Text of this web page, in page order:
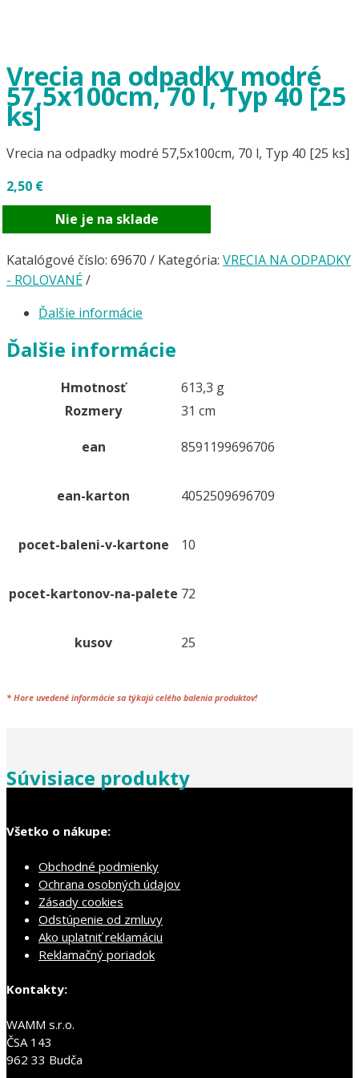
Vrecia na odpadky modré
57,5x100cm, 70 l, Typ 40 [25
ks]
Vrecia na odpadky modré 57,5x100cm, 70 l, Typ 40 [25 ks]
2,50 €
Nie je na sklade
Katalógové číslo: 69670 Kategória: VRECIA NA ODPADKY
- ROLOVANÉ
Ďalšie informácie
Ďalšie informácie
Hmotnosť
613,3 g
Rozmery
31 cm
ean 8591199696706
ean-karton 4052509696709
pocet-baleni-v-kartone 10
pocet-kartonov-na-palete 72
kusov 25
* Hore uvedené informácie sa týkajú celého balenia produktov!
Súvisiace produkty
Všetko o nákupe:
Obchodné podmienky
Ochrana osobných údajov
Zásady cookies
Odstúpenie od zmluvy
Ako uplatniť reklamáciu
Reklamačný poriadok
Kontakty:
WAMM s.r.o.
ČSA 143
962 33 Budča